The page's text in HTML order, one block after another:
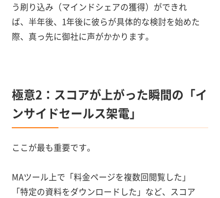
う刷り込み（マインドシェアの獲得）ができれ
ば、半年後、1年後に彼らが具体的な検討を始めた
際、真っ先に御社に声がかかります。
極意2：スコアが上がった瞬間の「イ
ンサイドセールス架電」
ここが最も重要です。
MAツール上で「料金ページを複数回閲覧した」
「特定の資料をダウンロードした」など、スコア